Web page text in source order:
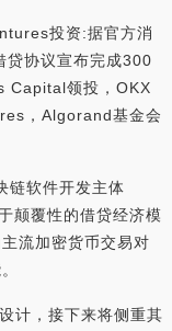
投资:据官方消
贷协议宣布完成300
Capital领投，OKX
，Algorand基金会
软件开发主体
颠覆性的借贷经济模
流加密货币交易对
计，接下来将侧重其